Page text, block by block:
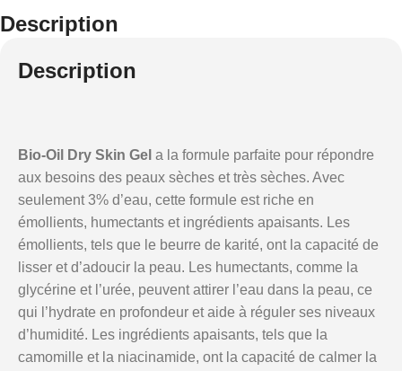
Description
Description
Bio-Oil Dry Skin Gel a la formule parfaite pour répondre
aux besoins des peaux sèches et très sèches. Avec
seulement 3% d’eau, cette formule est riche en
émollients, humectants et ingrédients apaisants. Les
émollients, tels que le beurre de karité, ont la capacité de
lisser et d’adoucir la peau. Les humectants, comme la
glycérine et l’urée, peuvent attirer l’eau dans la peau, ce
qui l’hydrate en profondeur et aide à réguler ses niveaux
d’humidité. Les ingrédients apaisants, tels que la
camomille et la niacinamide, ont la capacité de calmer la